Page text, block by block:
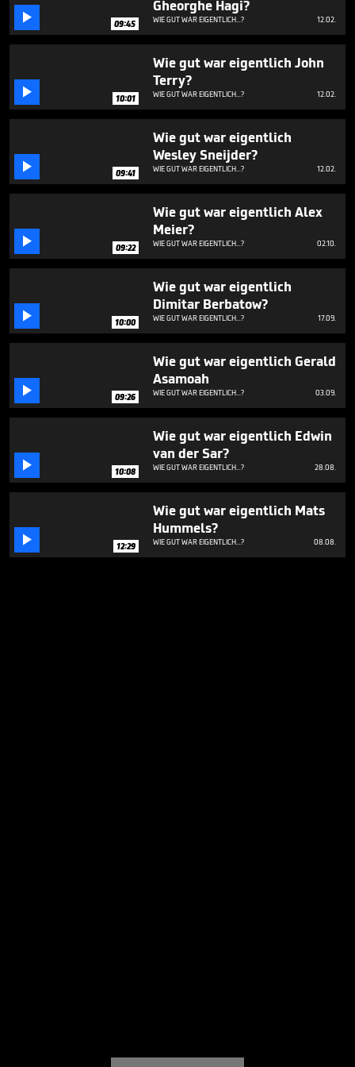
minutes,
seconds
 09:45
Gheorghe Hagi?
WIE GUT WAR EIGENTLICH...? 12.02.
 10:01
Wie gut war eigentlich John
Terry?
WIE GUT WAR EIGENTLICH...? 12.02.
 09:41
Wie gut war eigentlich
Wesley Sneijder?
WIE GUT WAR EIGENTLICH...? 12.02.
 09:22
Wie gut war eigentlich Alex
Meier?
WIE GUT WAR EIGENTLICH...? 02.10.
 10:00
Wie gut war eigentlich
Dimitar Berbatow?
WIE GUT WAR EIGENTLICH...? 17.09.
 09:26
Wie gut war eigentlich Gerald
Asamoah
WIE GUT WAR EIGENTLICH...? 03.09.
 10:08
Wie gut war eigentlich Edwin
van der Sar?
WIE GUT WAR EIGENTLICH...? 28.08.
 12:29
Wie gut war eigentlich Mats
Hummels?
WIE GUT WAR EIGENTLICH...? 08.08.